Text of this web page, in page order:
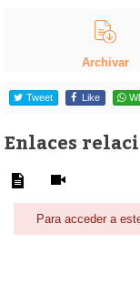
Archivar
Tweet Like
Enlaces
Para acceder a